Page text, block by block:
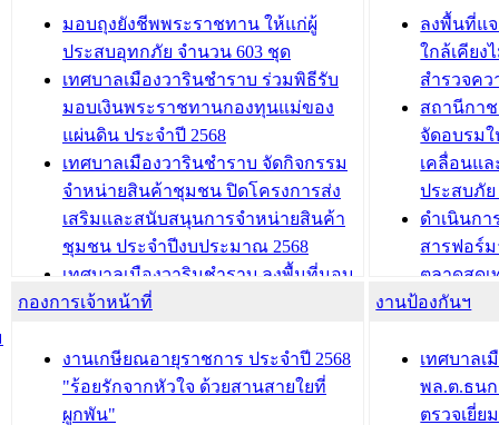
บทความ อื่นๆ ...
เทศบาลเมืองวารินชำราบ ร่วมการ
ประชุมวิชาการระดับนานาชาติและ
นิทรรศการด้านนวัตกรรมท้องถิ่น 2568
และรับรางวัลทีมนักวิจัยดีเด่นจาก
นวัตกรรมโครงการทะเบียนภาษีป้าย
ประชุมผู้เช่าอาคารพาณิชย์ บริเวณ
ถนนเกษมสุขและถนนประทุมเทพภักดี
บทความ อื่นๆ ...
เทศบาล
รับฟังคว
ผังเมือง
วารินชำ
เทศบาล
ซักซ้อมแ
ประโยช
บทความ อื่นๆ ...
มอบถุงยังชีพพระราชทาน ให้แก่ผู้
ประสบอุทกภัย จำนวน 603 ชุด
เทศบาลเมืองวารินชำราบ ร่วมพิธีรับ
มอบเงินพระราชทานกองทุนแม่ของ
แผ่นดิน ประจำปี 2568
เทศบาลเมืองวารินชำราบ จัดกิจกรรม
จำหน่ายสินค้าชุมชน ปิดโครงการส่ง
เสริมและสนับสนุนการจำหน่ายสินค้า
ชุมชน ประจำปีงบประมาณ 2568
เทศบาลเมืองวารินชำราบ ลงพื้นที่มอบ
น้ำดื่มแก่ผู้พักอาศัย ณ ศูนย์พักพิง
กองสวัสดิการสังคม เทศบาลเมือง
วารินชำราบ จัดโครงการอบรมอาชีพ
ระยะสั้น ประจำปี 2568 (หลักสูตรการ
ลงพื้นที่แ
ใกล้เคียง
สำรวจค
สถานีกา
จัดอบรม
เคลื่อนแ
ประสบภั
ดำเนินกา
สารฟอร์
ตลาดสดเ
วารินชำร
ถนนแก่เ
เด็กเล็ก
เทศบาลเ
กองการเจ้าหน้าที่
งานเกษียณอายุราชการ ประจำปี 2568
"ร้อยรักจากหัวใจ ด้วยสานสายใยที่
ผูกพัน"
งานป้องกันฯ
เทศบาลเ
พล.ต.ธน
ตรวจเยี่ย